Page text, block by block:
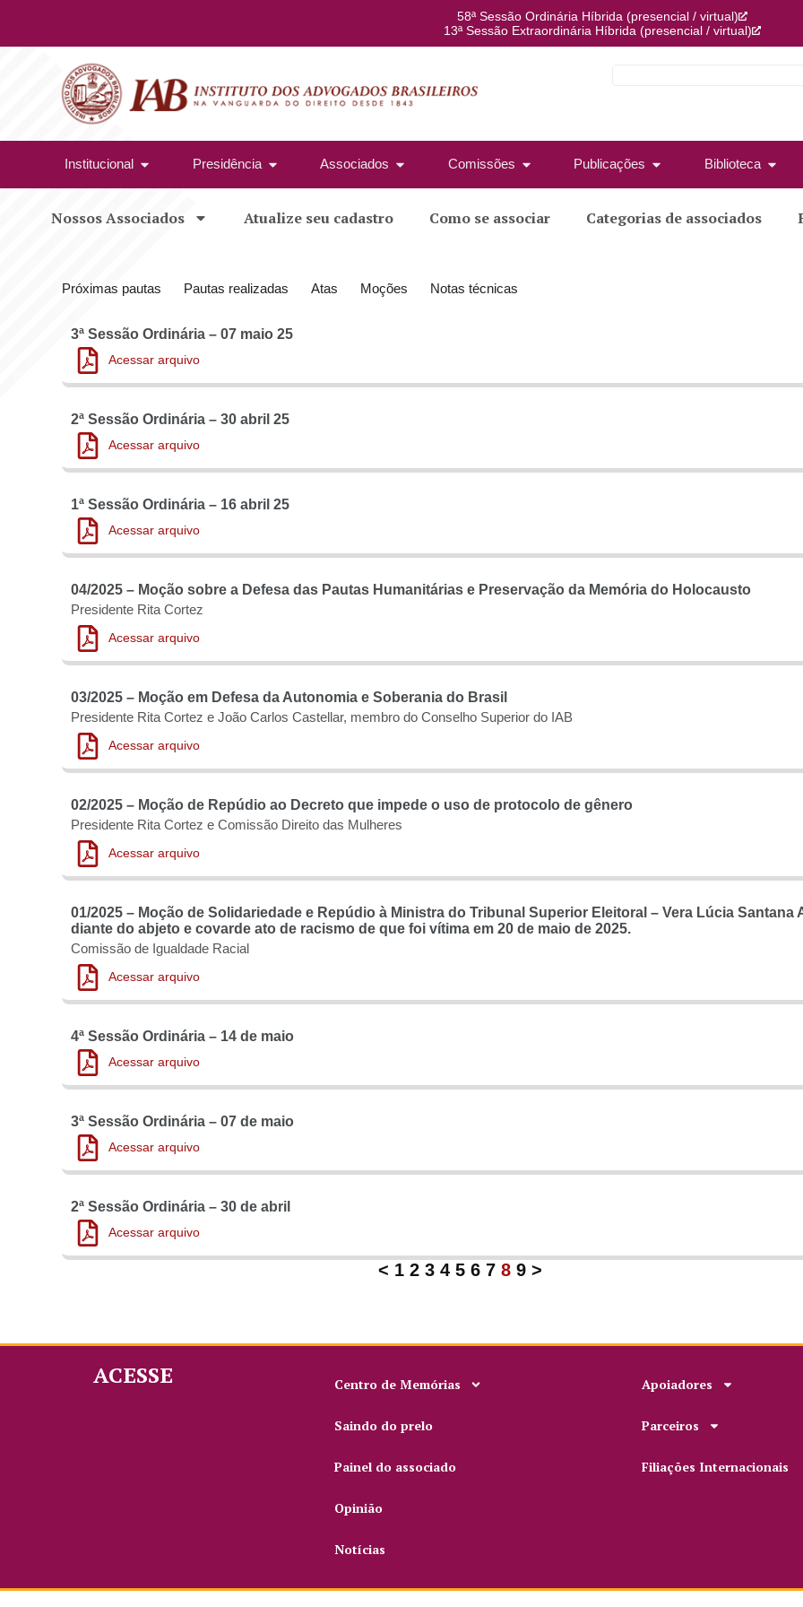
58ª Sessão Ordinária Híbrida (presencial / virtual)
13ª Sessão Extraordinária Híbrida (presencial / virtual)
Institucional Presidência Associados Comissões Publicações Biblioteca
Nossos Associados Atualize seu cadastro Como se associar Categorias de associados
Próximas pautas Pautas realizadas Atas Moções Notas técnicas
3ª Sessão Ordinária – 07 maio 25
Acessar arquivo
2ª Sessão Ordinária – 30 abril 25
Acessar arquivo
1ª Sessão Ordinária – 16 abril 25
Acessar arquivo
04/2025 – Moção sobre a Defesa das Pautas Humanitárias e Preservação da Memória do Holocausto
Presidente Rita Cortez
Acessar arquivo
03/2025 – Moção em Defesa da Autonomia e Soberania do Brasil
Presidente Rita Cortez e João Carlos Castellar, membro do Conselho Superior do IAB
Acessar arquivo
02/2025 – Moção de Repúdio ao Decreto que impede o uso de protocolo de gênero
Presidente Rita Cortez e Comissão Direito das Mulheres
Acessar arquivo
01/2025 – Moção de Solidariedade e Repúdio à Ministra do Tribunal Superior Eleitoral – Vera Lúcia Santana
diante do abjeto e covarde ato de racismo de que foi vítima em 20 de maio de 2025.
Comissão de Igualdade Racial
Acessar arquivo
4ª Sessão Ordinária – 14 de maio
Acessar arquivo
3ª Sessão Ordinária – 07 de maio
Acessar arquivo
2ª Sessão Ordinária – 30 de abril
Acessar arquivo
< 1 2 3 4 5 6 7 8 9 >
ACESSE Centro de Memórias
Saindo do prelo
Painel do associado
Opinião
Notícias
Apoiadores
Parceiros
Filiações Internacionais